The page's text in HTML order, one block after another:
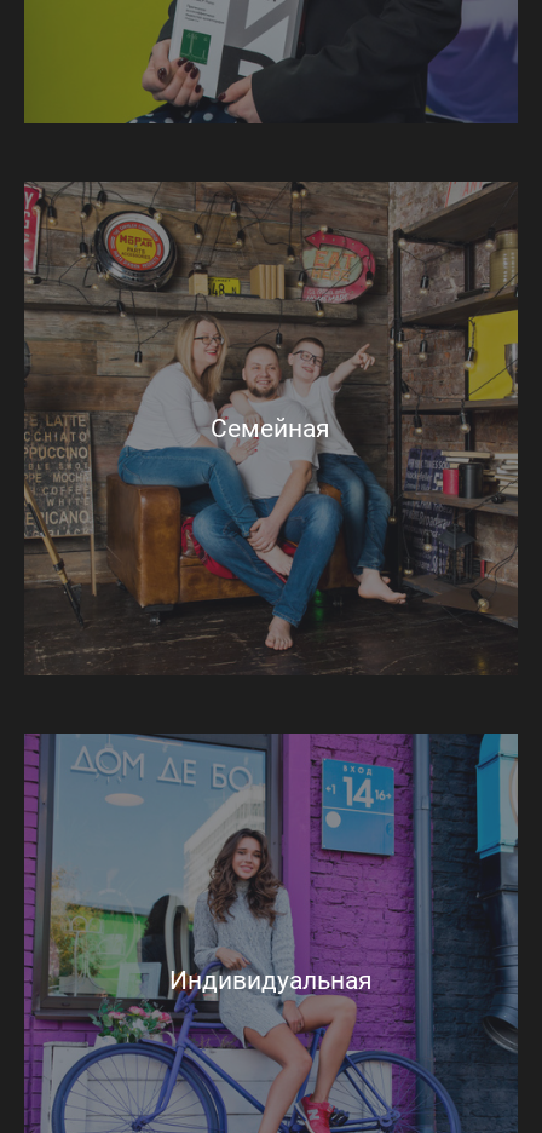
Семейная
Индивидуальная